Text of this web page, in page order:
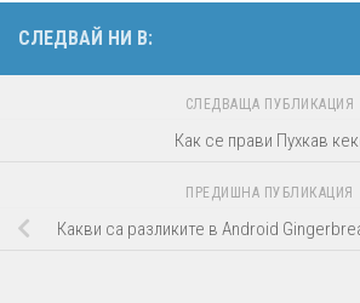
СЛЕДВАЙ НИ В:
СЛЕДВАЩА ПУБЛИКАЦИЯ
Как се прави Пухкав
ПРЕДИШНА ПУБЛИКАЦИЯ
Какви са разликите в Android